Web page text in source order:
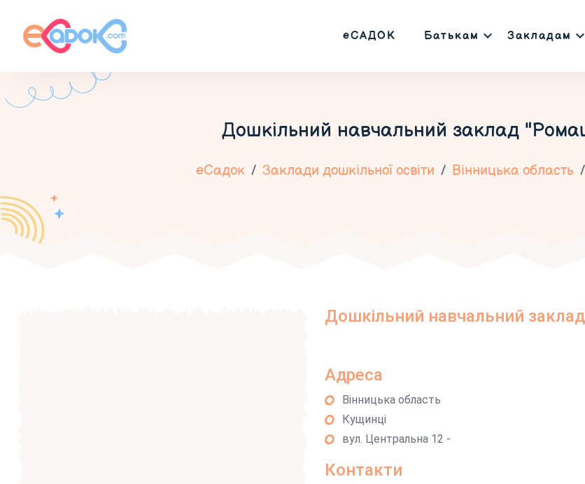
еСАДОК Батькам Закладам
Дошкільний навчальний заклад
еСадок Заклади дошкільної освіти Вінницька область
Дошкільний навчальний
Адреса
Вінницька область
Кущинці
вул. Центральна 12 -
Контакти